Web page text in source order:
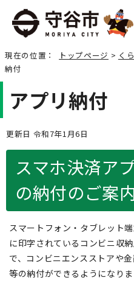
現在の位置： トップページ > く
納付
アプリ納付
更新日 令和7年1月6日
スマホ決済ア
の納付のご案
スマートフォン・タブレット
に印字されているコンビニ収
で、コンビニエンスストアや
等の納付ができるようになりま